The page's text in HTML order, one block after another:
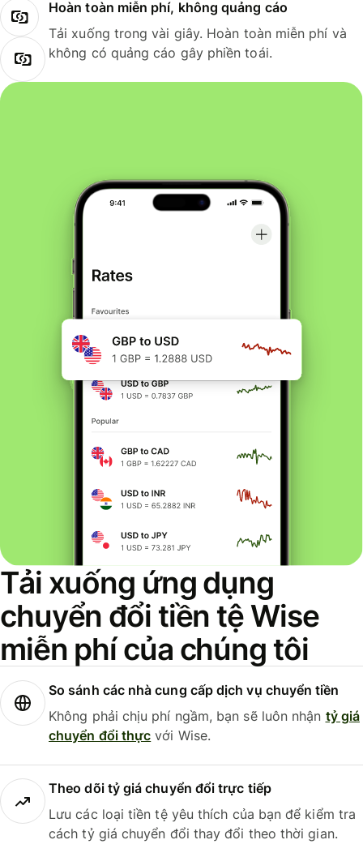
Hoàn toàn miễn phí, không quảng cáo
Tải xuống trong vài giây. Hoàn toàn miễn phí và
không có quảng cáo gây phiền toái.
Tải xuống ứng dụng
chuyển đổi tiền tệ Wise
miễn phí của chúng tôi
So sánh các nhà cung cấp dịch vụ chuyển tiền
Không phải chịu phí ngầm, bạn sẽ luôn nhận tỷ giá
chuyển đổi thực với Wise.
Theo dõi tỷ giá chuyển đổi trực tiếp
Lưu các loại tiền tệ yêu thích của bạn để kiểm tra
cách tỷ giá chuyển đổi thay đổi theo thời gian.